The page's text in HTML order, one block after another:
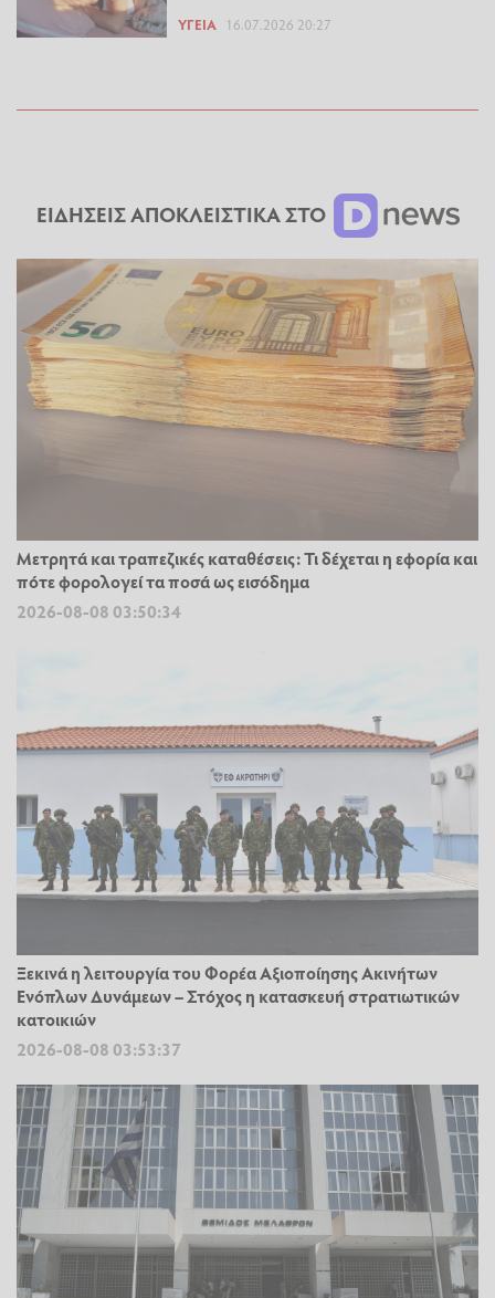
ΥΓΕΊΑ 16.07.2026 20:27
ΕΙΔΗΣΕΙΣ ΑΠΟΚΛΕΙΣΤΙΚΑ ΣΤΟ
Μετρητά και τραπεζικές καταθέσεις: Τι δέχεται η εφορία και
πότε φορολογεί τα ποσά ως εισόδημα
2026-08-08 03:50:34
Ξεκινά η λειτουργία του Φορέα Αξιοποίησης Ακινήτων
Ενόπλων Δυνάμεων – Στόχος η κατασκευή στρατιωτικών
κατοικιών
2026-08-08 03:53:37